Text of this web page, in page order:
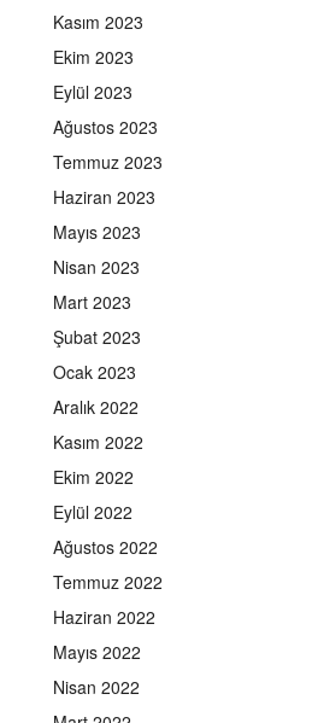
Kasım 2023
Ekim 2023
Eylül 2023
Ağustos 2023
Temmuz 2023
Haziran 2023
Mayıs 2023
Nisan 2023
Mart 2023
Şubat 2023
Ocak 2023
Aralık 2022
Kasım 2022
Ekim 2022
Eylül 2022
Ağustos 2022
Temmuz 2022
Haziran 2022
Mayıs 2022
Nisan 2022